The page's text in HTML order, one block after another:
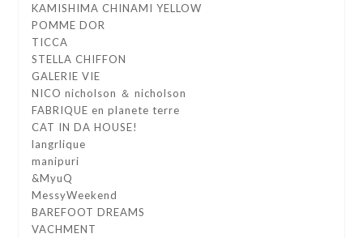
KAMISHIMA CHINAMI YELLOW
POMME DOR
TICCA
STELLA CHIFFON
GALERIE VIE
NICO nicholson ＆ nicholson
FABRIQUE en planete terre
CAT IN DA HOUSE!
langrlique
manipuri
&MyuQ
MessyWeekend
BAREFOOT DREAMS
VACHMENT